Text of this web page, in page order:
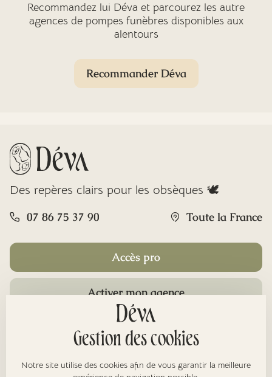
Recommandez lui Déva et parcourez les autre
agences de pompes funèbres disponibles aux
alentours
Recommander Déva
Des repères clairs pour les obsèques 🕊️
07 86 75 37 90 Toute la France
Accès pro
Activer mon agence
Gestion des cookies
Notre site utilise des cookies afin de vous garantir la meilleure